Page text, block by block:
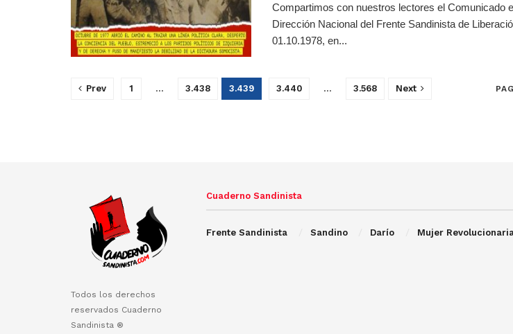
Compartimos con nuestros lectores el Comunicado
Dirección Nacional del Frente Sandinista de
01.10.1978, en...
Prev 1 … 3.438 3.439 3.440 … 3.568 Next
Todos los derechos
reservados Cuaderno
Sandinista ®
Cuaderno Sandinista
Frente Sandinista Sandino Darío Mujer